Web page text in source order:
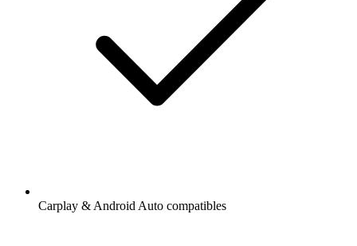
Carplay & Android Auto compatibles